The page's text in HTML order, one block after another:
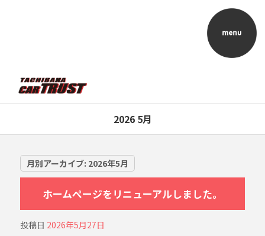
2026 5月
月別アーカイブ: 2026年5月
ホームページをリニューアルしました。
投稿日 2026年5月27日